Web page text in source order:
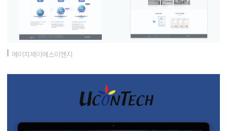
에이치제이에스이엔지